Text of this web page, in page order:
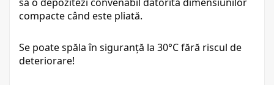
compacte când este pliată.
Se poate spăla în siguranță la 30°C fără riscul de
deteriorare!